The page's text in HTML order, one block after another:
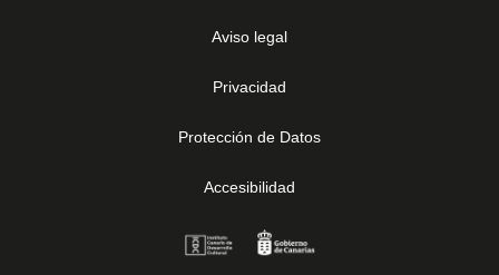
Aviso legal
Privacidad
Protección de Datos
Accesibilidad